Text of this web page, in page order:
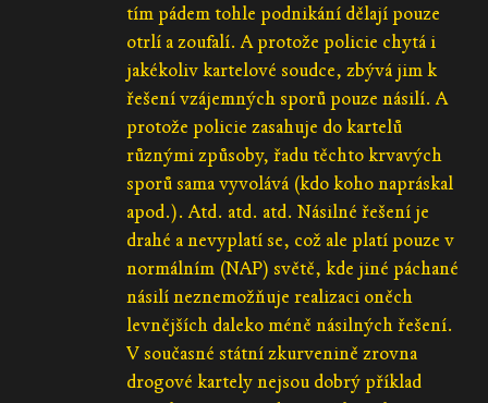
tím pádem tohle podnikání dělají pouze
otrlí a zoufalí. A protože policie chytá i
jakékoliv kartelové soudce, zbývá jim k
řešení vzájemných sporů pouze násilí. A
protože policie zasahuje do kartelů
různými způsoby, řadu těchto krvavých
sporů sama vyvolává (kdo koho napráskal
apod.). Atd. atd. atd. Násilné řešení je
drahé a nevyplatí se, což ale platí pouze v
normálním (NAP) světě, kde jiné páchané
násilí neznemožňuje realizaci oněch
levnějších daleko méně násilných řešení.
V současné státní zkurvenině zrovna
drogové kartely nejsou dobrý příklad